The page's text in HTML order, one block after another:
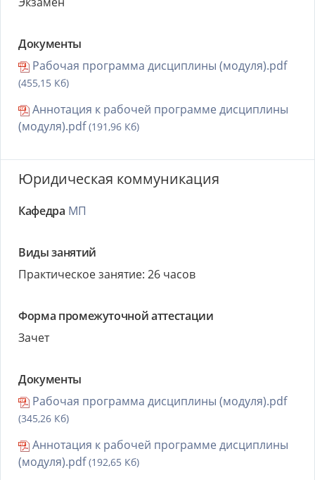
Документы
Рабочая программа дисциплины (модуля).pdf
(455,15 Кб)
Аннотация к рабочей программе дисциплины
(модуля).pdf(191,96 Кб)
Юридическая коммуникация
Кафедра МП
Виды занятий
Практическое занятие: 26 часов
Форма промежуточной аттестации
Зачет
Документы
Рабочая программа дисциплины (модуля).pdf
(345,26 Кб)
Аннотация к рабочей программе дисциплины
(модуля).pdf(192,65 Кб)